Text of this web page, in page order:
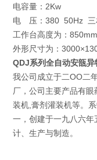
电容量：2Kw
电 压：380 50Hz 三
工作台高度为：
外形尺寸为：
QDJ系列全自动安瓿异
我公司成立于二OO二
厂，公司主要产品有
装机,膏剂灌装机等。
一，创建于一九八六
计、生产与制造。